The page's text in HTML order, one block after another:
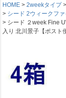
HOME 2weekタイプ
シード 2ウィークフ
シード ２week Fine
入り 北川景子【ポスト